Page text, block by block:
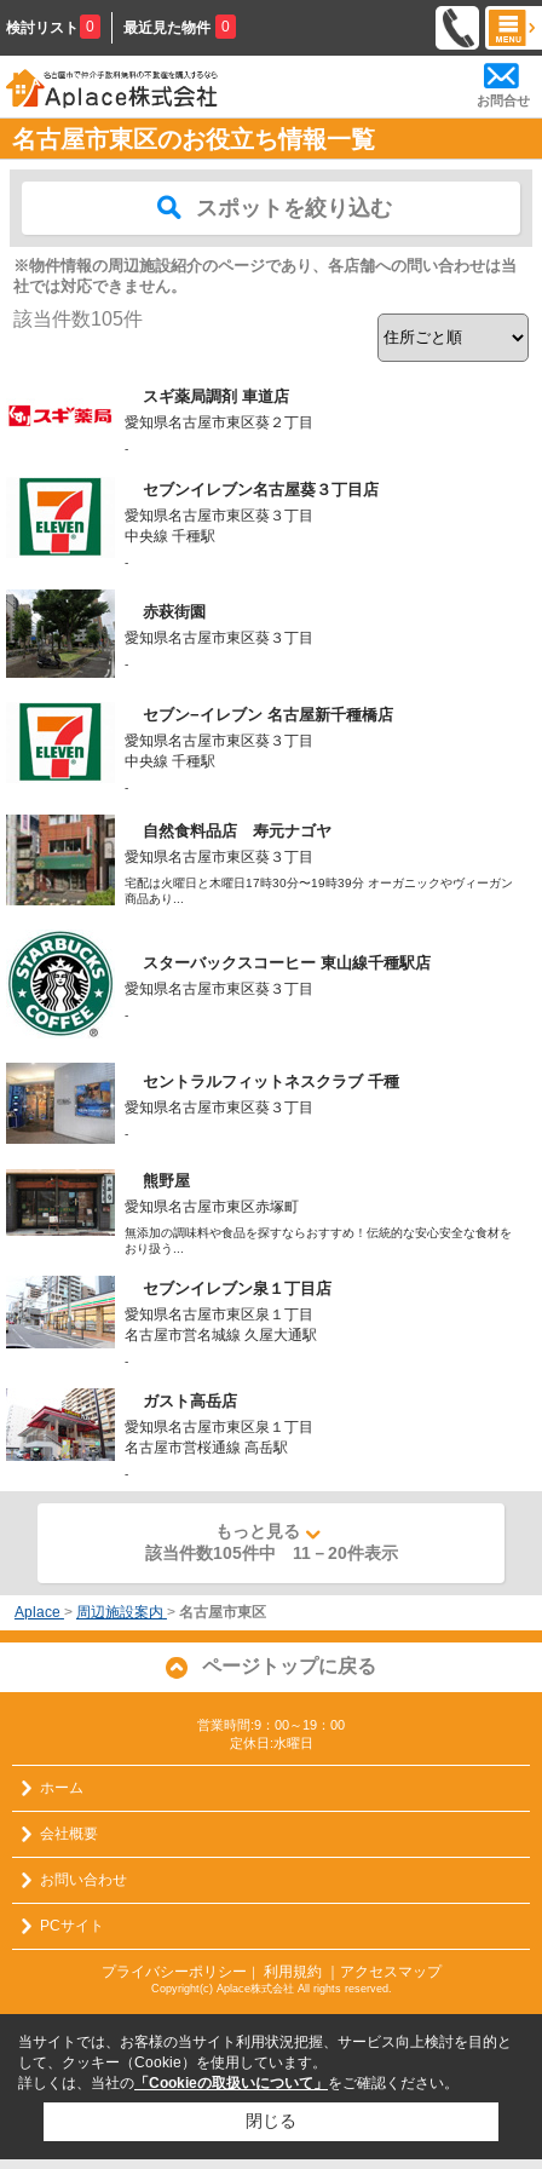
検討リスト 0 最近見た物件 0
お問合せ
名古屋市東区のお役立ち情報一覧
スポットを絞り込む
※物件情報の周辺施設紹介のページであり、各店舗への問い合わせは当
社では対応できません。
該当件数105件
スギ薬局調剤 車道店
愛知県名古屋市東区葵２丁目
-
セブンイレブン名古屋葵３丁目店
愛知県名古屋市東区葵３丁目
中央線 千種駅
-
赤萩街園
愛知県名古屋市東区葵３丁目
-
セブン−イレブン 名古屋新千種橋店
愛知県名古屋市東区葵３丁目
中央線 千種駅
-
自然食料品店 寿元ナゴヤ
愛知県名古屋市東区葵３丁目
宅配は火曜日と木曜日17時30分〜19時39分 オーガニックやヴィーガン
商品あり...
スターバックスコーヒー 東山線千種駅店
愛知県名古屋市東区葵３丁目
-
セントラルフィットネスクラブ 千種
愛知県名古屋市東区葵３丁目
-
熊野屋
愛知県名古屋市東区赤塚町
無添加の調味料や食品を探すならおすすめ！伝統的な安心安全な食材を
おり扱う...
セブンイレブン泉１丁目店
愛知県名古屋市東区泉１丁目
名古屋市営名城線 久屋大通駅
-
ガスト高岳店
愛知県名古屋市東区泉１丁目
名古屋市営桜通線 高岳駅
-
もっと見る
該当件数105件中 11 －20件表示
Aplace > 周辺施設案内 > 名古屋市東区
ページトップに戻る
営業時間:9：00～19：00
定休日:水曜日
ホーム
会社概要
お問い合わせ
PCサイト
プライバシーポリシー ｜ 利用規約 ｜アクセスマップ
Copyright(c) Aplace株式会社 All rights reserved.
当サイトでは、お客様の当サイト利用状況把握、サービス向上検討を目的と
して、クッキー（Cookie）を使用しています。
詳しくは、当社の 「Cookieの取扱いについて」 をご確認ください。
閉じる